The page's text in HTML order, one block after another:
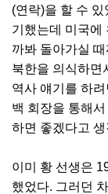
(연락)을 할 수
기했는데 미국에
까봐 돌아가실
북한을 의식하면
역사 얘기를 하
백 회장을 통해
하면 좋겠다고 생
이미 황 선생은
했었다. 그러던